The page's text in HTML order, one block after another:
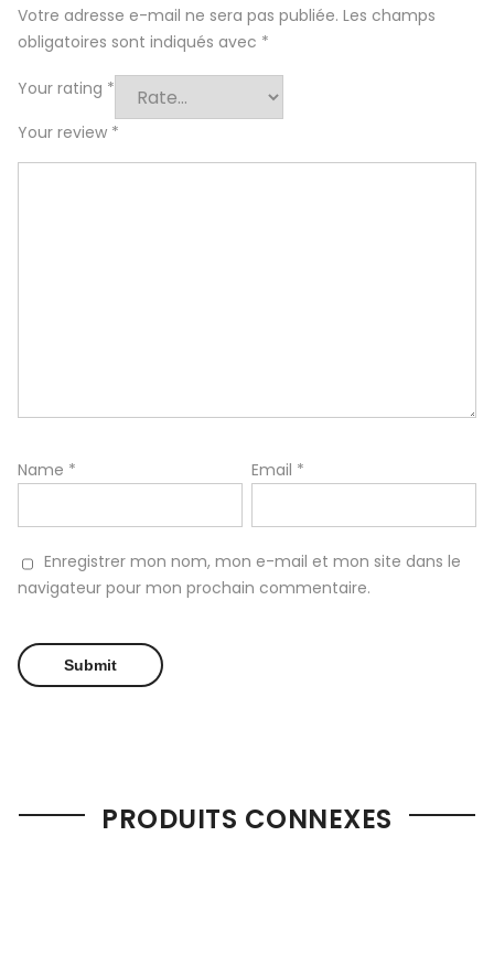
Votre adresse e-mail ne sera pas publiée. Les champs
obligatoires sont indiqués avec *
Your rating *
Your review *
Name * Email *
Enregistrer mon nom, mon e-mail et mon site dans le
navigateur pour mon prochain commentaire.
PRODUITS CONNEXES